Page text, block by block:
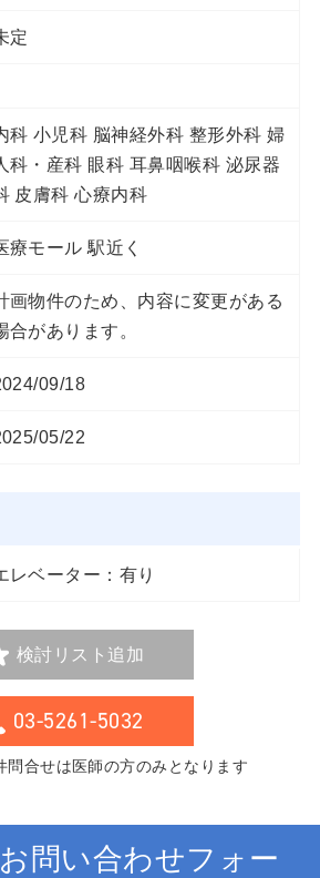
定
科 小児科 脳神経外科 整形外科 婦
科・産科 眼科 耳鼻咽喉科 泌尿器
皮膚科 心療内科
療モール 駅近く
画物件のため、内容に変更がある
合があります。
09/18
05/22
レベーター：有り
検討リスト追加
03-5261-5032
問合せは医師の方のみとなります
問い合わせフォー